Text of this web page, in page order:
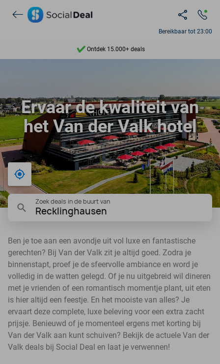
Bereikbaar tot 23:00
Ontdek 15.000+ deals
9,4
Ontdek 15.000+ deals
Ervaar de kwaliteit van
het Van der Valk hotel
Bij mij in de buurt
Zoek deals in de buurt van
Recklinghausen
Ben je toe aan een avondje uit vol luxe en fantastische
gerechten? Bij Van der Valk zit je altijd goed. Zodra je
binnenstapt, proef je de sfeervolle ambiance en word je
volledig in de watten gelegd. Of je nu uitgebreid wil dineren
met je vrienden of een romantisch momentje plant, uit eten
is hier altijd een feestje. En het mooiste van alles? Je
ervaart deze complete, luxe beleving voor een extra zacht
prijsje. Benieuwd of je momenteel ergens met korting bij
Van der Valk aan kunt schuiven? Bekijk de actuele Van der
Valk deals bij Social Deal en laat je verwennen!